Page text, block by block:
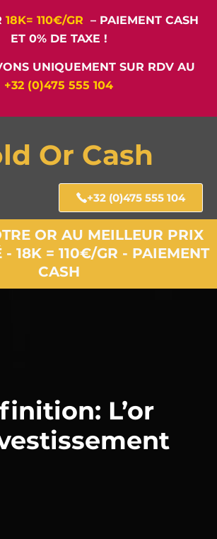
18K= 110€/GR – PAIEMENT CASH
ET 0% DE TAXE !
UNIQUEMENT SUR RDV AU
+32 (0)475 555 104
Or Cash
+32 (0)475 555 104
OR AU MEILLEUR PRIX
18K = 110€/GR - PAIEMENT
CASH
L’or